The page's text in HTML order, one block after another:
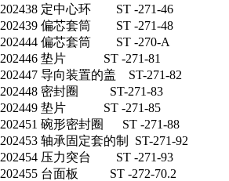
202438 定中心环 ST -271-46
202439 偏芯套筒 ST -271-48
202444 偏芯套筒 ST -270-A
202446 垫片 ST -271-81
202447 导向装置的盖 ST-271-82
202448 密封圈 ST-271-83
202449 垫片 ST -271-85
202451 碗形密封圈 ST -271-88
202453 轴承固定套的制 ST-271-92
202454 压力突台 ST -271-93
202455 台面板 ST -272-70.2